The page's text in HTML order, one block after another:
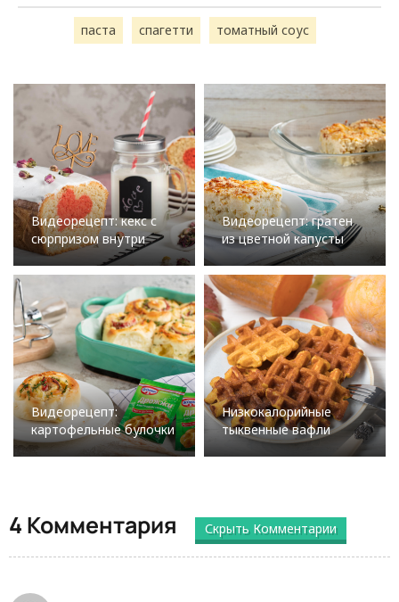
паста спагетти томатный соус
Видеорецепт: кекс с
сюрпризом внутри
Видеорецепт: гратен
из цветной капусты
Видеорецепт:
картофельные булочки
Низкокалорийные
тыквенные вафли
4 Комментария Скрыть Комментарии